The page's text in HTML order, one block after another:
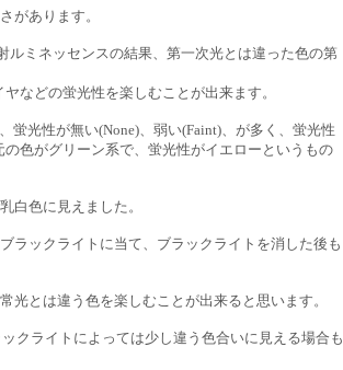
があります。
ミネッセンスの結果、第一次光とは違った色の第
などの蛍光性を楽しむことが出来ます。
蛍光性が無い(None)、弱い(Faint)、が多く、蛍光性
色がグリーン系で、蛍光性がイエローというもの
白色に見えました。
ラックライトに当て、ブラックライトを消した後も
とは違う色を楽しむことが出来ると思います。
クライトによっては少し違う色合いに見える場合も